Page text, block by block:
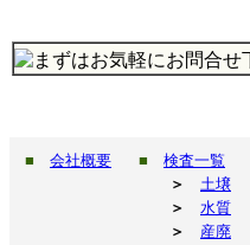
■ 会社概要 ■
検査一覧
＞
土壌
＞
水質
＞
産廃